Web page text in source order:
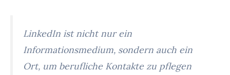
LinkedIn ist nicht nur ein
Informationsmedium, sondern auch ein
Ort, um berufliche Kontakte zu pflegen